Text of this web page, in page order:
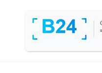
содержанию